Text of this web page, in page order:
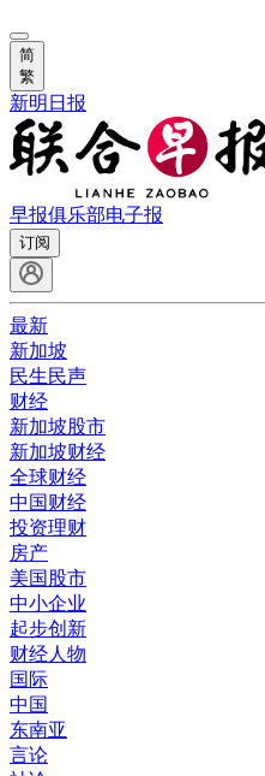
简
繁
新明日报
早报俱乐部电子报
订阅
最新
新加坡
民生民声
财经
新加坡股市
新加坡财经
全球财经
中国财经
投资理财
房产
美国股市
中小企业
起步创新
财经人物
国际
中国
东南亚
言论